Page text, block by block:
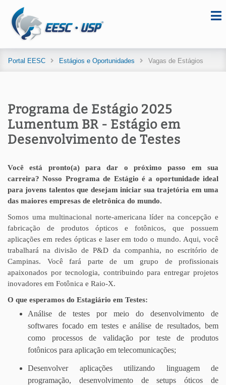
Portal EESC Estágios e Oportunidades Vagas de Estágios
Programa de Estágio 2025
Lumentum BR - Estágio em
Desenvolvimento de Testes
Você está pronto(a) para dar o próximo passo em sua
carreira? Nosso Programa de Estágio é a oportunidade ideal
para jovens talentos que desejam iniciar sua trajetória em uma
das maiores empresas de eletrônica do mundo.
Somos uma multinacional norte-americana líder na concepção e
fabricação de produtos ópticos e fotônicos, que possuem
aplicações em redes ópticas e laser em todo o mundo. Aqui, você
trabalhará na divisão de P&D da companhia, no escritório de
Campinas. Você fará parte de um grupo de profissionais
apaixonados por tecnologia, contribuindo para entregar projetos
inovadores em Fotônica e Raio-X.
O que esperamos do Estagiário em Testes:
Análise de testes por meio do desenvolvimento de
softwares focado em testes e análise de resultados, bem
como processos de validação por teste de produtos
fotônicos para aplicação em telecomunicações;
Desenvolver aplicações utilizando linguagem de
programação, desenvolvimento de setups óticos de